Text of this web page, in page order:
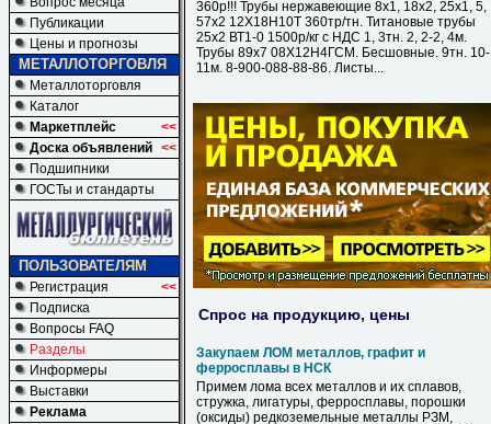
Публикации
Цены и прогнозы
МЕТАЛЛОТОРГОВЛЯ
Металлоторговля
Каталог
Маркетплейс
<<
Доска объявлений <<
Подшипники
ГОСТы и стандарты
ПОЛЬЗОВАТЕЛЯМ
Регистрация
<<
Подписка
Вопросы FAQ
Разделы
Информеры
Выставки
Реклама
360р!!! Трубы нержавеющие 8х1, 18х2, 25х1, 5,
57х2 12Х18Н10Т 360тр/тн. Титановые трубы
25х2 ВТ1-0 1500р/кг с НДС 1, 3тн. 2, 2-2, 4м.
Трубы 89х7 08Х12Н4ГСМ. Бесшовные. 9тн. 10-
11м. 8-900-088-88-86. Листы...
Спрос на продукцию, цены
Закупаем ЛОМ металлов, графит и
ферросплавы в НСК
Примем лома всех металлов и их сплавов,
стружка, лигатуры, ферросплавы, порошки
(оксиды) редкоземельные металлы РЗМ,